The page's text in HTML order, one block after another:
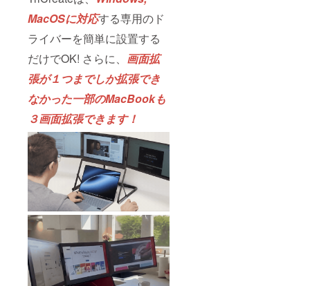
MacOSに対応する専用のド
ライバーを簡単に設置する
だけでOK! さらに、 画面拡
張が１つまでしか拡張でき
なかった一部のMacBookも
３画面拡張できます！